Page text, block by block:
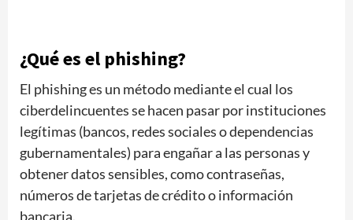
¿Qué es el phishing?
El phishing es un método mediante el cual los
ciberdelincuentes se hacen pasar por instituciones
legítimas (bancos, redes sociales o dependencias
gubernamentales) para engañar a las personas y
obtener datos sensibles, como contraseñas,
números de tarjetas de crédito o información
bancaria.